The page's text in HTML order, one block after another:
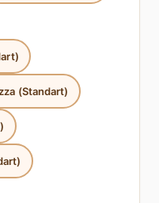
(Standart)